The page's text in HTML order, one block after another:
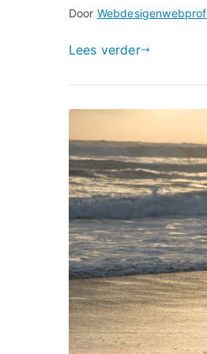
Door Webdesigenwebprof
Lees verder